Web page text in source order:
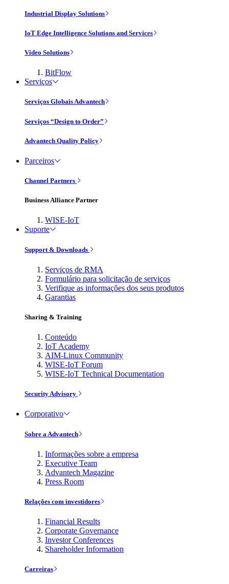
Industrial Display Solutions
IoT Edge Intelligence Solutions and Services
Video Solutions
BitFlow
Serviços
Serviços Globais Advantech
Serviços “Design to Order”
Advantech Quality Policy
Parceiros
Channel Partners
Business Alliance Partner
WISE-IoT
Suporte
Support & Downloads
Serviços de RMA
Formulário para solicitação de serviços
Verifique as informações dos seus produtos
Garantias
Sharing & Training
Conteúdo
IoT Academy
AIM-Linux Community
WISE-IoT Forum
WISE-IoT Technical Documentation
Security Advisory
Corporativo
Sobre a Advantech
Informações sobre a empresa
Executive Team
Advantech Magazine
Press Room
Relações com investidores
Financial Results
Corporate Governance
Investor Conferences
Shareholder Information
Carreiras